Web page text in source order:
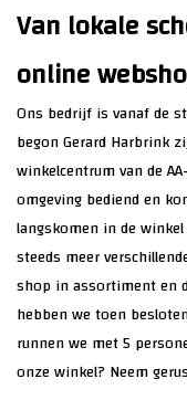
Van lokale
online
Ons bedrijf is vanaf de
begon Gerard Harbrink
winkelcentrum van de
omgeving bediend en
langskomen in de
steeds meer
shop in assortiment en
hebben we toen
runnen we met 5
onze winkel? Neem